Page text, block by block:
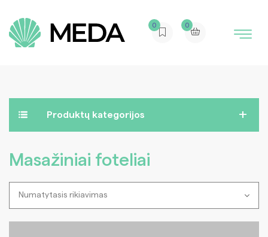
0 0
Produktų kategorijos
Masažiniai foteliai